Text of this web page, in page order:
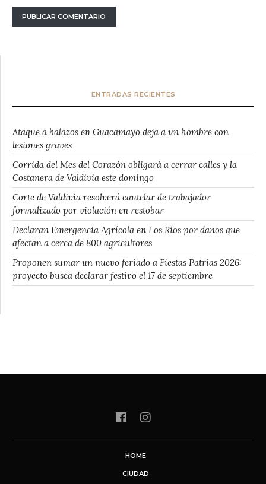
ENTRADAS RECIENTES
Ataque a balazos en Guacamayo deja a un hombre con
lesiones graves
Corrida del Mes del Corazón obligará a cerrar calles y la
Costanera de Valdivia este domingo
Corte de Valdivia resolverá cautelar de trabajador
formalizado por violación en restobar
Declaran Emergencia Agrícola en Los Ríos por daños que
afectan a cerca de 800 agricultores
Proponen sumar un nuevo feriado a Fiestas Patrias 2026:
proyecto busca declarar festivo el 17 de septiembre
HOME
CIUDAD